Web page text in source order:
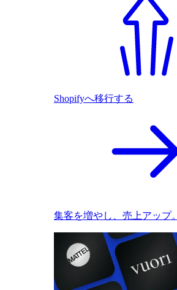
Shopifyへ移行する
集客を増やし、売上アップ。